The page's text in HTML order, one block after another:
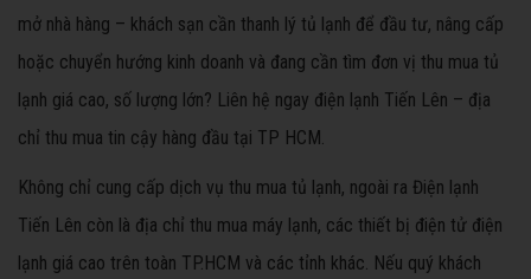
mở nhà hàng – khách sạn cần thanh lý tủ lạnh để đầu tư, nâng cấp
hoặc chuyển hướng kinh doanh và đang cần tìm đơn vị thu mua tủ
lạnh giá cao, số lượng lớn? Liên hệ ngay điện lạnh Tiến Lên – địa
chỉ thu mua tin cậy hàng đầu tại TP HCM.
Không chỉ cung cấp dịch vụ thu mua tủ lạnh, ngoài ra Điện lạnh
Tiến Lên còn là địa chỉ thu mua máy lạnh, các thiết bị điện tử điện
lạnh giá cao trên toàn TP.HCM và các tỉnh khác. Nếu quý khách